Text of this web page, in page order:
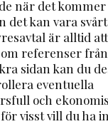
när det
det kan vara
är alltid
referenser
sidan kan du
eventuella
och
visst vill du ha